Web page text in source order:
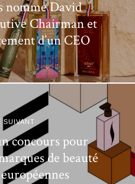
nomme David
Chairman et
d’un CEO
SUIVANT
concours pour
de beauté